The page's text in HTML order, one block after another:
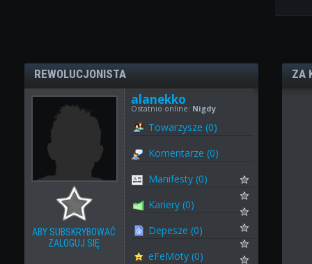
REWOLUCJONISTA
ABY SUBSKRYBOWAĆ
ZALOGUJ SIĘ
alanekko
Ostatnio online: Nigdy
Towarzysze (0)
Komentarze (0)
Manifesty (0)
Kariery (0)
Depesze (0)
eFeMoty (0)
ZA